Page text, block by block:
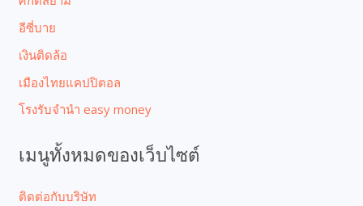
อีซี่บาย
เงินติดล้อ
เมืองไทยแคปปิตอล
โรงรับจํานํา easy money
เมนูทั้งหมดของเว็บไซต์
ติดต่อกับบริษัท